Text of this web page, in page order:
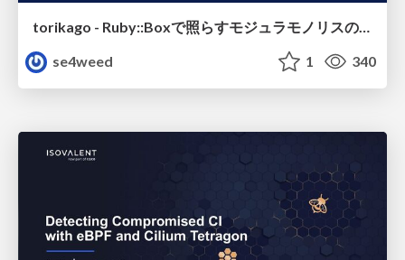
torikago - Ruby::Boxで照らすモジュラモノリスの実行境界
se4weed
1 340